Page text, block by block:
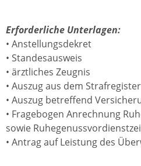
Erforderliche Unterlagen:
• Anstellungsdekret
• Standesausweis
• ärztliches Zeugnis
• Auszug aus dem Strafregister
• Auszug betreffend
• Fragebogen Anrechnung
sowie
• Antrag auf Leistung des